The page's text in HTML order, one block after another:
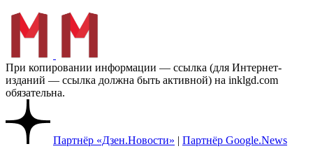
При копировании информации — ссылка (для Интернет-
изданий — ссылка должна быть активной) на inklgd.com
обязательна.
Партнёр «Дзен.Новости» | Партнёр Google.News